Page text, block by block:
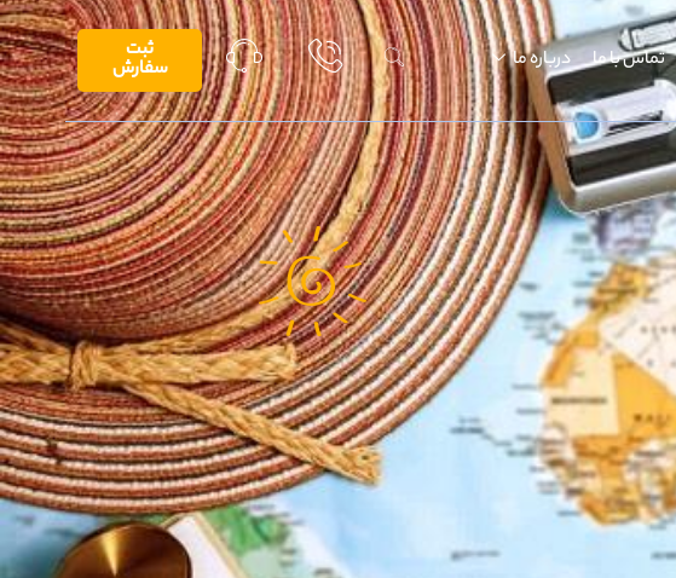
تماس با ما درباره ما ثبت
سفارش